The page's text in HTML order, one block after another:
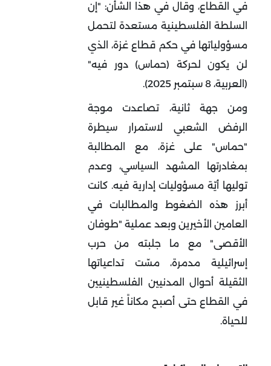
في القطاع، وقال في هذا الشأن: "إن
السلطة الفلسطينية مستعدة لتحمل
مسؤولياتها في حكم قطاع غزة، الذي
لن يكون لحركة (حماس) دور فيه"
(العربية، 8 سبتمبر 2025).
ومن جهة ثانية، تصاعدت موجة
الرفض الشعبي لاستمرار سيطرة
"حماس" على غزة، مع المطالبة
بمغادرتها المشهد السياسي، وعدم
توليها أيّة مسؤوليات إدارية فيه. كانت
أبرز هذه الضغوط والمطالبات في
العامين الأخيرين وبعد عملية "طوفان
الأقصى" مع ما جلبته من حرب
إسرائيلية مدمرة، مسّت تداعياتها
الثقيلة أحوال المدنيين الفلسطينيين
في القطاع حتى أصبح مكاناً غير قابل
للحياة.